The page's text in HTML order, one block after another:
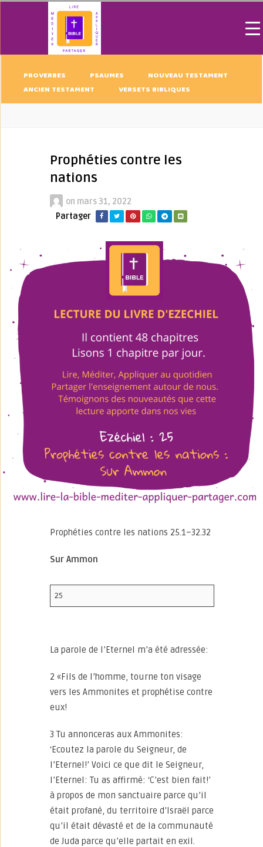
PROVERBES PSAUMES
NOUVEAU TESTAMENT
ANCIEN TESTAMENT
VERSETS BIBLIQUES
Prophéties contre les
nations
on mars 31, 2022
Partager
Prophéties contre les nations 25.1–32.32
Sur Ammon
25
La parole de l’Eternel m’a été adressée:
2 «Fils de l’homme, tourne ton visage
vers les Ammonites et prophétise contre
eux!
3 Tu annonceras aux Ammonites:
‘Ecoutez la parole du Seigneur, de
l’Eternel!’ Voici ce que dit le Seigneur,
l’Eternel: Tu as affirmé: ‘C’est bien fait!’
à propos de mon sanctuaire parce qu’il
était profané, du territoire d’Israël parce
qu’il était dévasté et de la communauté
de Juda parce qu’elle partait en exil.